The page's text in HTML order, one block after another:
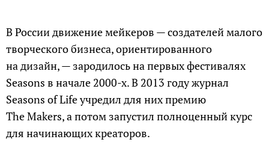
В России движение мейкеров — создателей малого
творческого бизнеса, ориентированного
на дизайн, — зародилось на первых фестивалях
Seasons в начале 2000-х. В 2013 году журнал
Seasons of Life учредил для них премию
The Makers, а потом запустил полноценный курс
для начинающих креаторов.